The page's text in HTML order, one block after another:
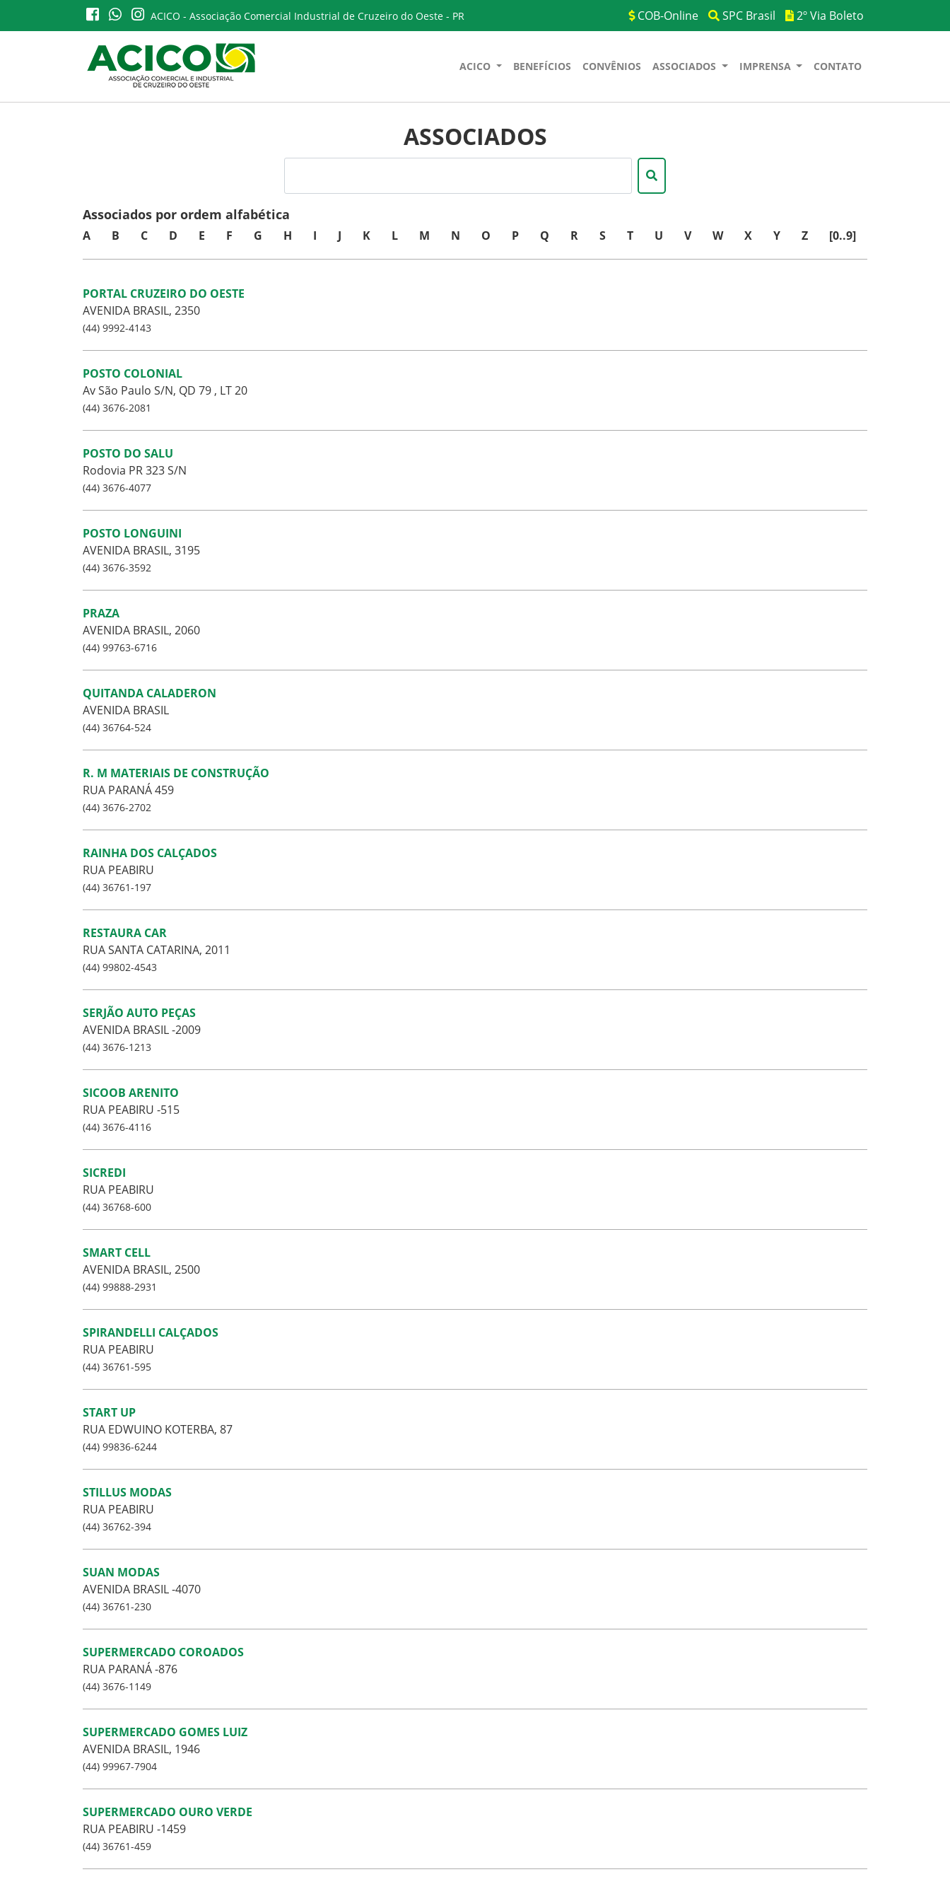
ACICO - Associação Comercial Industrial de Cruzeiro do Oeste - PR COB-Online SPC Brasil 2º Via Boleto
ACICO BENEFÍCIOS CONVÊNIOS ASSOCIADOS IMPRENSA CONTATO
ASSOCIADOS
Associados por ordem alfabética
A B C D E F G H I J K L M N O P Q R S T U V W X Y Z [0..9]
PORTAL CRUZEIRO DO OESTE
AVENIDA BRASIL, 2350
(44) 9992-4143
POSTO COLONIAL
Av São Paulo S/N, QD 79 , LT 20
(44) 3676-2081
POSTO DO SALU
Rodovia PR 323 S/N
(44) 3676-4077
POSTO LONGUINI
AVENIDA BRASIL, 3195
(44) 3676-3592
PRAZA
AVENIDA BRASIL, 2060
(44) 99763-6716
QUITANDA CALADERON
AVENIDA BRASIL
(44) 36764-524
R. M MATERIAIS DE CONSTRUÇÃO
RUA PARANÁ 459
(44) 3676-2702
RAINHA DOS CALÇADOS
RUA PEABIRU
(44) 36761-197
RESTAURA CAR
RUA SANTA CATARINA, 2011
(44) 99802-4543
SERJÃO AUTO PEÇAS
AVENIDA BRASIL -2009
(44) 3676-1213
SICOOB ARENITO
RUA PEABIRU -515
(44) 3676-4116
SICREDI
RUA PEABIRU
(44) 36768-600
SMART CELL
AVENIDA BRASIL, 2500
(44) 99888-2931
SPIRANDELLI CALÇADOS
RUA PEABIRU
(44) 36761-595
START UP
RUA EDWUINO KOTERBA, 87
(44) 99836-6244
STILLUS MODAS
RUA PEABIRU
(44) 36762-394
SUAN MODAS
AVENIDA BRASIL -4070
(44) 36761-230
SUPERMERCADO COROADOS
RUA PARANÁ -876
(44) 3676-1149
SUPERMERCADO GOMES LUIZ
AVENIDA BRASIL, 1946
(44) 99967-7904
SUPERMERCADO OURO VERDE
RUA PEABIRU -1459
(44) 36761-459